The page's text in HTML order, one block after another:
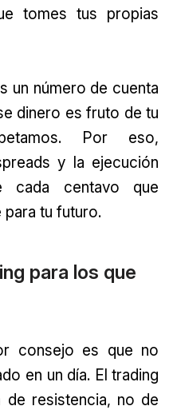
tomes tus propias
un número de cuenta
dinero es fruto de tu
Por eso,
y la ejecución
cada centavo que
para tu futuro.
para los que
consejo es que no
en un día. El trading
de resistencia, no de